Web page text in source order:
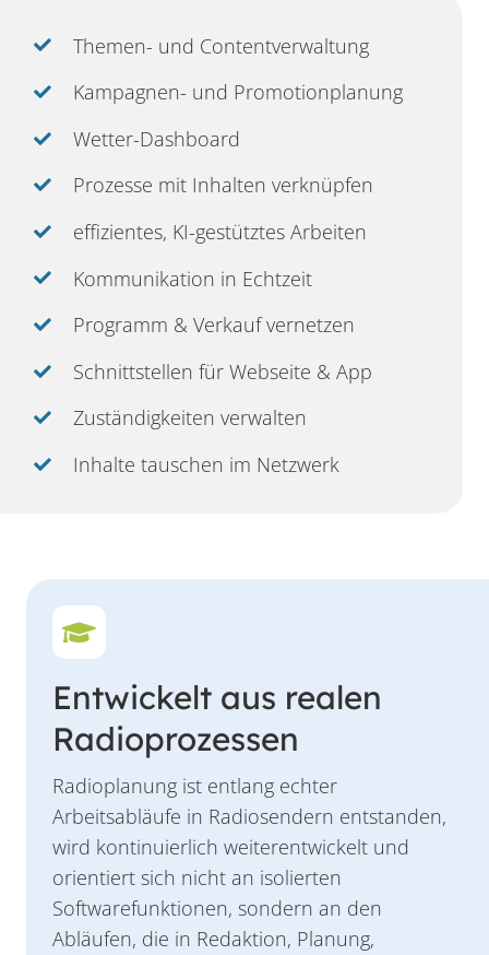
Themen- und Contentverwaltung
Kampagnen- und Promotionplanung
Wetter-Dashboard
Prozesse mit Inhalten verknüpfen
effizientes, KI-gestütztes Arbeiten
Kommunikation in Echtzeit
Programm & Verkauf vernetzen
Schnittstellen für Webseite & App
Zuständigkeiten verwalten
Inhalte tauschen im Netzwerk
Entwickelt aus realen
Radioprozessen
Radioplanung ist entlang echter
Arbeitsabläufe in Radiosendern entstanden,
wird kontinuierlich weiterentwickelt und
orientiert sich nicht an isolierten
Softwarefunktionen, sondern an den
Abläufen, die in Redaktion, Planung,